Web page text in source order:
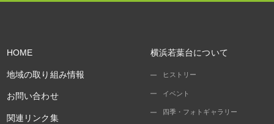
HOME
地域の取り組み情報
お問い合わせ
関連リンク集
横浜若葉台について
ヒストリー
イベント
四季・フォトギャラリー